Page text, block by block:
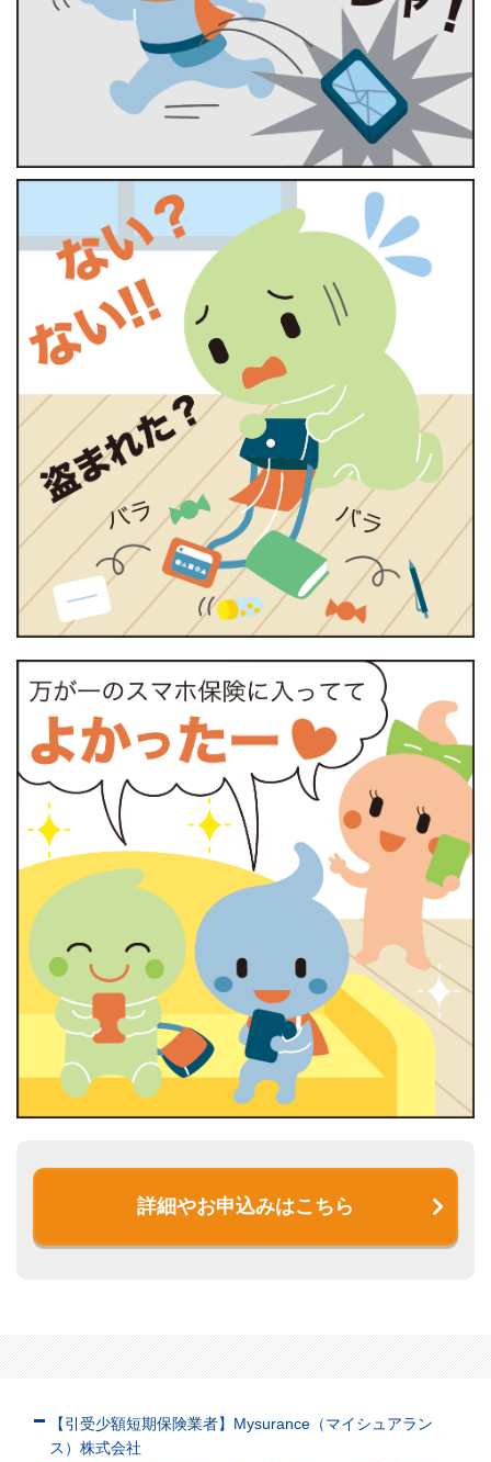
詳細やお申込みはこちら
【引受少額短期保険業者】Mysurance（マイシュアラン
ス）株式会社